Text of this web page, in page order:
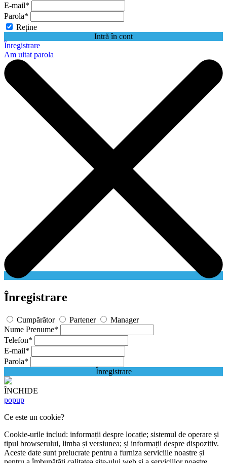
E-mail*
Parola*
Reține
Intră în cont
Înregistrare
Am uitat parola
Înregistrare
Cumpărător Partener
Manager
Nume Prenume*
Telefon*
E-mail*
Parola*
Înregistrare
ÎNCHIDE
popup
Ce este un cookie?
Cookie-urile includ: informații despre locație; sistemul de operare și
tipul browserului, limba și versiunea; și informații despre dispozitiv.
Aceste date sunt prelucrate pentru a furniza serviciile noastre și